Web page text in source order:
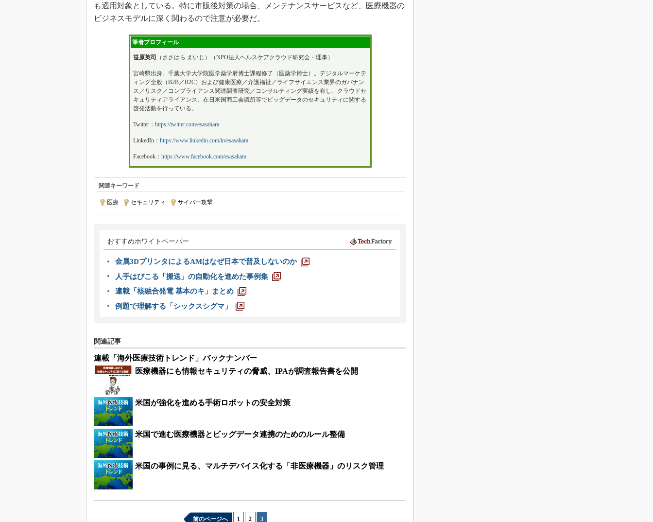
も適用対象としている。特に市販後対策の場合、メンテナンスサービスなど、医療機器の
ビジネスモデルに深く関わるので注意が必要だ。
筆者プロフィール
笹原英司 （ささはら えいじ）（NPO法人ヘルスケアクラウド研究会・理事）
宮崎県出身。千葉大学大学院医学薬学府博士課程修了（医薬学博士）。デジタルマーケテ
ィング全般（B2B／B2C）および健康医療／介護福祉／ライフサイエンス業界のガバナン
ス／リスク／コンプライアンス関連調査研究／コンサルティング実績を有し、クラウドセ
キュリティアライアンス、在日米国商工会議所等でビッグデータのセキュリティに関する
啓発活動を行っている。
Twitter： https://twitter.com/esasahara
LinkedIn： https://www.linkedin.com/in/esasahara
Facebook： https://www.facebook.com/esasahara
関連キーワード
医療 セキュリティ サイバー攻撃
おすすめホワイトペーパー
金属3DプリンタによるAMはなぜ日本で普及しないのか
人手はびこる「搬送」の自動化を進めた事例集
連載「核融合発電 基本のキ」まとめ
例題で理解する「シックスシグマ」
関連記事
連載「海外医療技術トレンド」バックナンバー
医療機器にも情報セキュリティの脅威、IPAが調査報告書を公開
米国が強化を進める手術ロボットの安全対策
米国で進む医療機器とビッグデータ連携のためのルール整備
米国の事例に見る、マルチデバイス化する「非医療機器」のリスク管理
前のページへ 1 2 3